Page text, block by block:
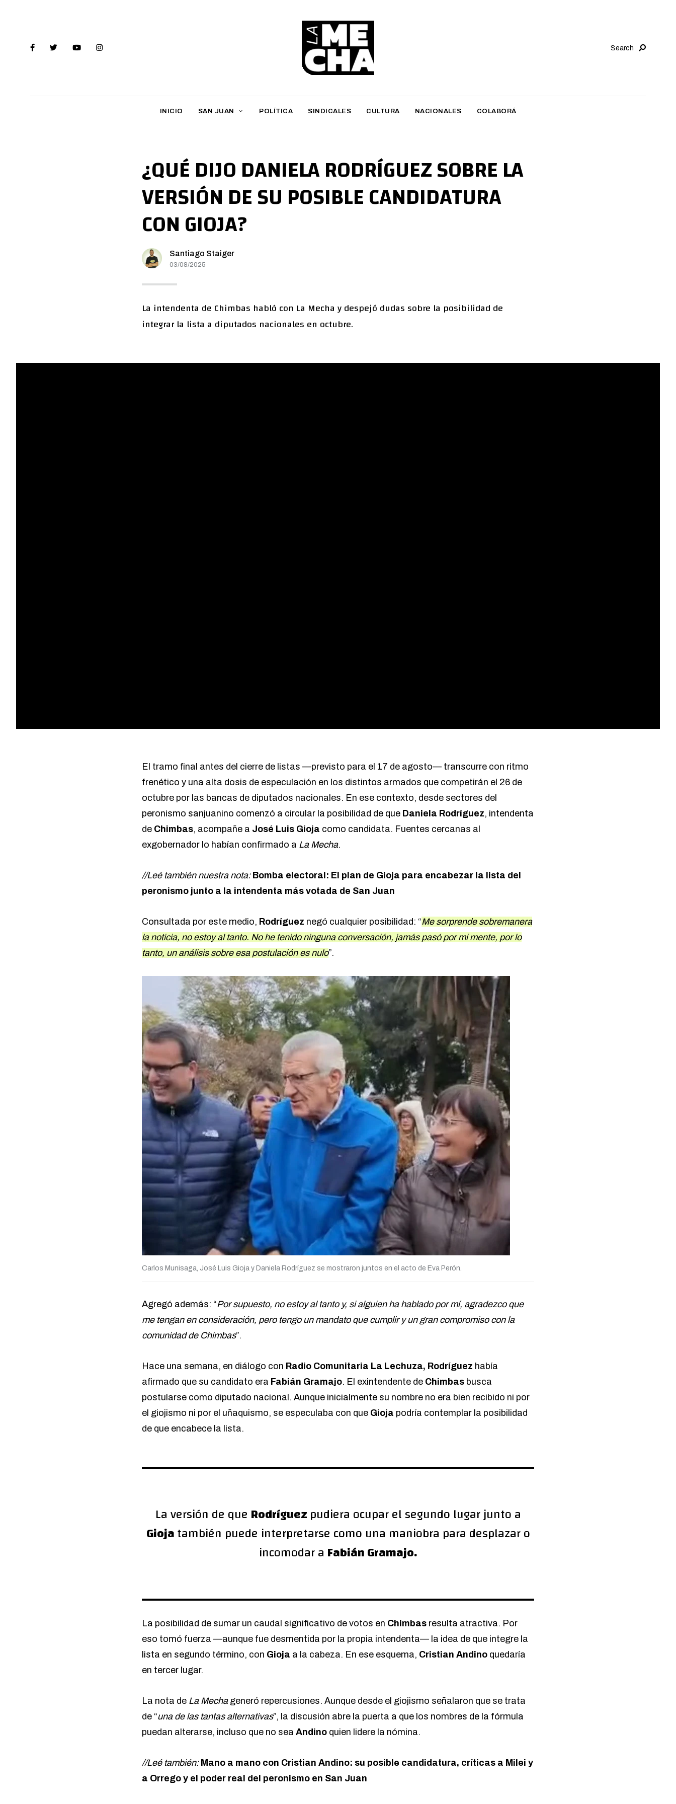
a
M
h
a
Search
INICIO SAN JUAN POLÍTICA SINDICALES CULTURA NACIONALES COLABORÁ
¿QUÉ DIJO DANIELA RODRÍGUEZ SOBRE LA
VERSIÓN DE SU POSIBLE CANDIDATURA
CON GIOJA?
Santiago Staiger
03/08/2025
La intendenta de Chimbas habló con La Mecha y despejó dudas sobre la posibilidad de
integrar la lista a diputados nacionales en octubre.
El tramo final antes del cierre de listas —previsto para el 17 de agosto— transcurre con ritmo
frenético y una alta dosis de especulación en los distintos armados que competirán el 26 de
octubre por las bancas de diputados nacionales. En ese contexto, desde sectores del
peronismo sanjuanino comenzó a circular la posibilidad de que Daniela Rodríguez, intendenta
de Chimbas, acompañe a José Luis Gioja como candidata. Fuentes cercanas al
exgobernador lo habían confirmado a La Mecha.
//Leé también nuestra nota: Bomba electoral: El plan de Gioja para encabezar la lista del
peronismo junto a la intendenta más votada de San Juan
Consultada por este medio, Rodríguez negó cualquier posibilidad: “Me sorprende sobremanera
la noticia, no estoy al tanto. No he tenido ninguna conversación, jamás pasó por mi mente, por lo
tanto, un análisis sobre esa postulación es nulo”.
Carlos Munisaga, José Luis Gioja y Daniela Rodríguez se mostraron juntos en el acto de Eva Perón.
Agregó además: “Por supuesto, no estoy al tanto y, si alguien ha hablado por mí, agradezco que
me tengan en consideración, pero tengo un mandato que cumplir y un gran compromiso con la
comunidad de Chimbas”.
Hace una semana, en diálogo con Radio Comunitaria La Lechuza, Rodríguez había
afirmado que su candidato era Fabián Gramajo. El exintendente de Chimbas busca
postularse como diputado nacional. Aunque inicialmente su nombre no era bien recibido ni por
el giojismo ni por el uñaquismo, se especulaba con que Gioja podría contemplar la posibilidad
de que encabece la lista.
La versión de que Rodríguezpudiera ocupar el segundo lugar junto a
Giojatambién puede interpretarse como una maniobra para desplazar o
incomodar a Fabián Gramajo.
La posibilidad de sumar un caudal significativo de votos en Chimbas resulta atractiva. Por
eso tomó fuerza —aunque fue desmentida por la propia intendenta— la idea de que integre la
lista en segundo término, con Gioja a la cabeza. En ese esquema, Cristian Andino quedaría
en tercer lugar.
La nota de La Mecha generó repercusiones. Aunque desde el giojismo señalaron que se trata
de “una de las tantas alternativas”, la discusión abre la puerta a que los nombres de la fórmula
puedan alterarse, incluso que no sea Andino quien lidere la nómina.
//Leé también: Mano a mano con Cristian Andino: su posible candidatura, críticas a Milei y
a Orrego y el poder real del peronismo en San Juan